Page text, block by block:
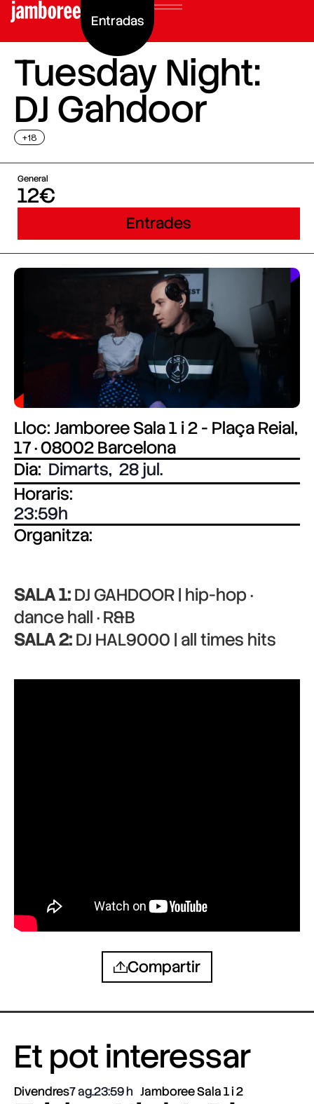
Entradas
Tuesday Night:
DJ Gahdoor
+18
General
12€
Entrades
Lloc: Jamboree Sala 1 i 2 - Plaça Reial,
17 · 08002 Barcelona
Dia: Dimarts, 28 jul.
Horaris:
23:59
Organitza:
SALA 1:DJ GAHDOOR | hip-hop ·
dance hall · R&B
SALA 2:DJ HAL9000 | all times hits
Compartir
Et pot interessar
Divendres7 ag.23:59 Jamboree Sala 1 i 2